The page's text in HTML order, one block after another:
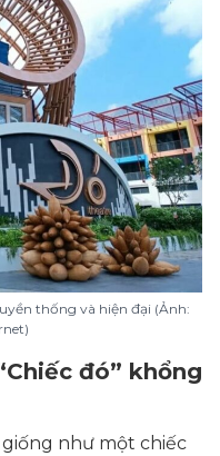
thống và hiện đại (Ảnh:
đó” khổng
như một chiếc